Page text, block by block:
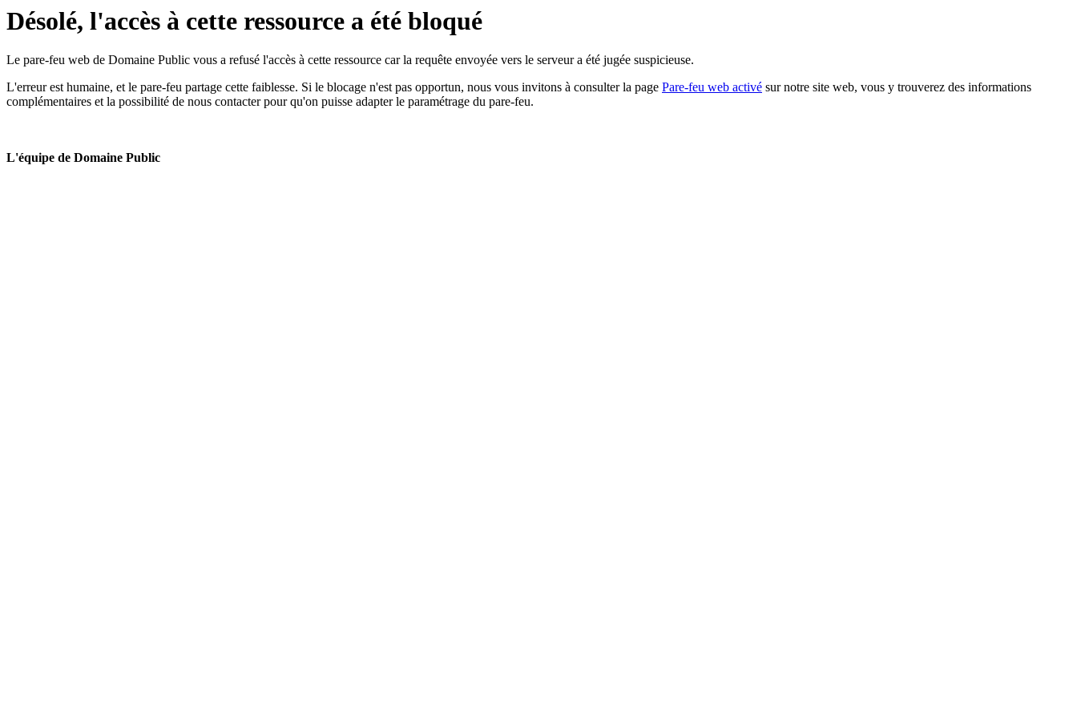
Désolé, l'accès à cette ressource a été bloqué
Le pare-feu web de Domaine Public vous a refusé l'accès à cette ressource car la requête envoyée vers le serveur a été jugée suspicieuse.
L'erreur est humaine, et le pare-feu partage cette faiblesse. Si le blocage n'est pas opportun, nous vous invitons à consulter la page Pare-feu web activé sur notre site web, vous y trouverez des informations
complémentaires et la possibilité de nous contacter pour qu'on puisse adapter le paramétrage du pare-feu.
L'équipe de Domaine Public